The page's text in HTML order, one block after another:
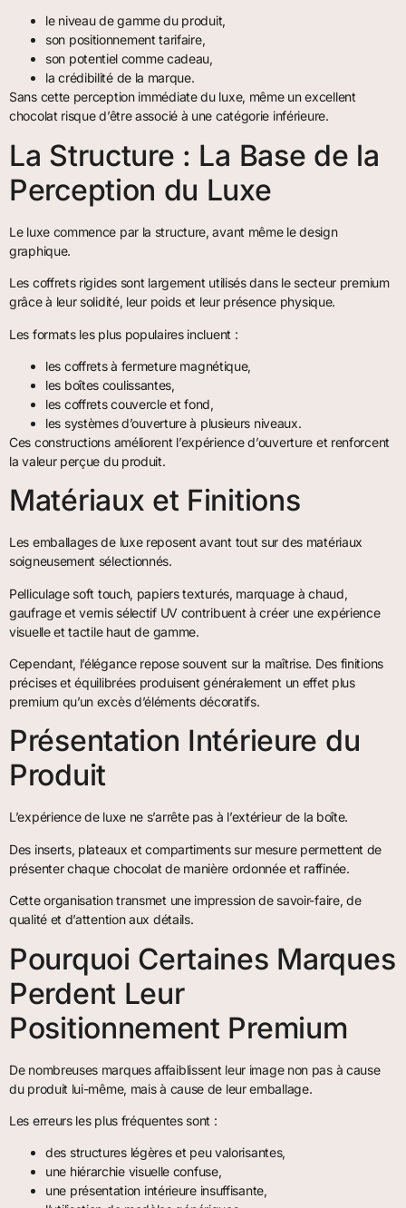
le niveau de gamme du produit,
son positionnement tarifaire,
son potentiel comme cadeau,
la crédibilité de la marque.
Sans cette perception immédiate du luxe, même un excellent
chocolat risque d’être associé à une catégorie inférieure.
La Structure : La Base de la
Perception du Luxe
Le luxe commence par la structure, avant même le design
graphique.
Les coffrets rigides sont largement utilisés dans le secteur premium
grâce à leur solidité, leur poids et leur présence physique.
Les formats les plus populaires incluent :
les coffrets à fermeture magnétique,
les boîtes coulissantes,
les coffrets couvercle et fond,
les systèmes d’ouverture à plusieurs niveaux.
Ces constructions améliorent l’expérience d’ouverture et renforcent
la valeur perçue du produit.
Matériaux et Finitions
Les emballages de luxe reposent avant tout sur des matériaux
soigneusement sélectionnés.
Pelliculage soft touch, papiers texturés, marquage à chaud,
gaufrage et vernis sélectif UV contribuent à créer une expérience
visuelle et tactile haut de gamme.
Cependant, l’élégance repose souvent sur la maîtrise. Des finitions
précises et équilibrées produisent généralement un effet plus
premium qu’un excès d’éléments décoratifs.
Présentation Intérieure du
Produit
L’expérience de luxe ne s’arrête pas à l’extérieur de la boîte.
Des inserts, plateaux et compartiments sur mesure permettent de
présenter chaque chocolat de manière ordonnée et raffinée.
Cette organisation transmet une impression de savoir-faire, de
qualité et d’attention aux détails.
Pourquoi Certaines Marques
Perdent Leur
Positionnement Premium
De nombreuses marques affaiblissent leur image non pas à cause
du produit lui-même, mais à cause de leur emballage.
Les erreurs les plus fréquentes sont :
des structures légères et peu valorisantes,
une hiérarchie visuelle confuse,
une présentation intérieure insuffisante,